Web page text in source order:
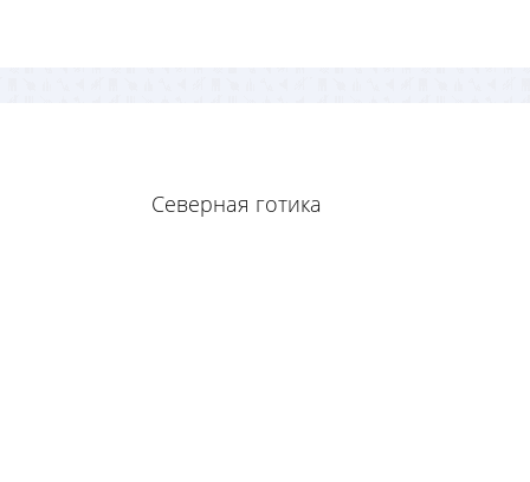
Северная готика